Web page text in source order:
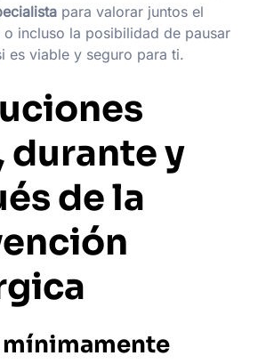
para valorar juntos el
incluso la posibilidad de pausar
es viable y seguro para ti.
durante y
de la
mínimamente